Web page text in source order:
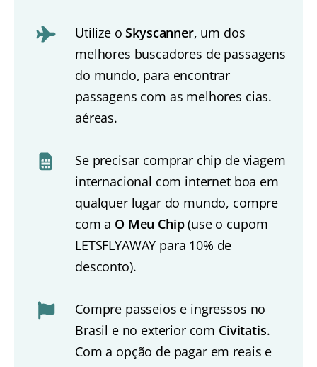
Utilize oSkyscanner, um dos
melhores buscadores de passagens
do mundo, para encontrar
passagens com as melhores cias.
aéreas.
Se precisar comprar chip de viagem
internacional com internet boa em
qualquer lugar do mundo, compre
com a O Meu Chip(use o cupom
LETSFLYAWAY para 10% de
desconto).
Compre passeios e ingressos no
Brasil e no exterior com Civitatis.
Com a opção de pagar em reais e